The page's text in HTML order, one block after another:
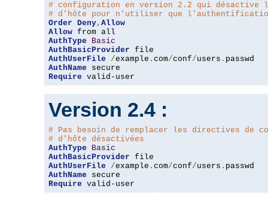
# configuration en version 2.2 qui désactive
# d'hôte pour n'utiliser que
Order Deny, Allow
Allow
AuthType
Basic
AuthBasicProvider
AuthUserFile
/example . com/conf/users .
AuthName
Require valid-user
Version 2.4 :
# Pas besoin de remplacer les directives de
# d'hôte désactivées
AuthType
Basic
AuthBasicProvider
AuthUserFile
/example . com/conf/users .
AuthName
Require valid-user